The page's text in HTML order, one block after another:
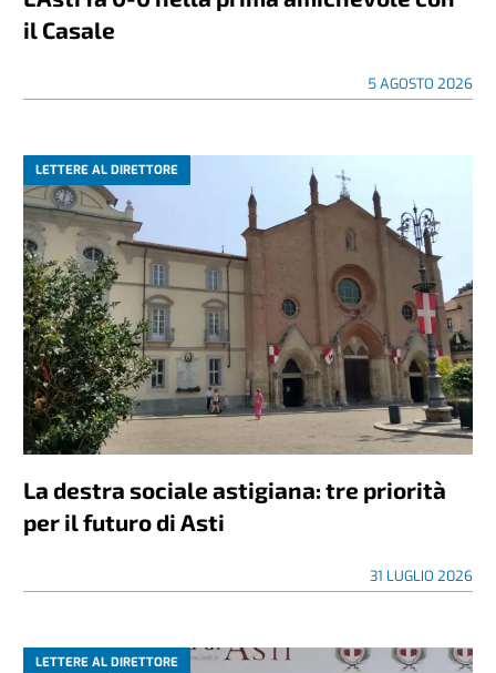
il Casale
5 AGOSTO 2026
LETTERE AL DIRETTORE
La destra sociale astigiana: tre priorità
per il futuro di Asti
31 LUGLIO 2026
LETTERE AL DIRETTORE